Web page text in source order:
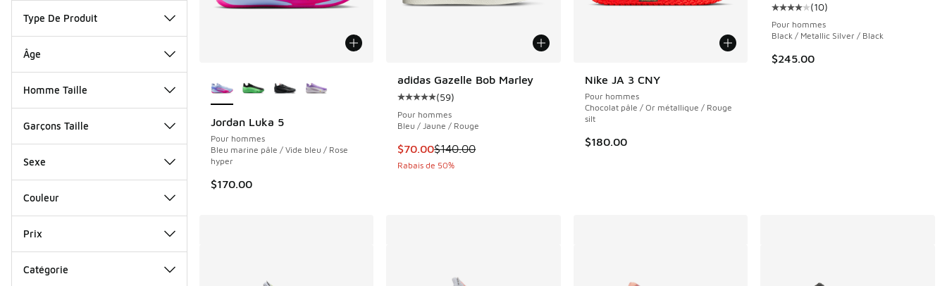
Type De Produit
Âge
Homme Taille
Garçons Taille
Sexe
Couleur
Prix
Catégorie
Jordan Luka 5
Pour hommes
Bleu marine pâle / Vide bleu / Rose
hyper
$170.00
adidas Gazelle Bob Marley
Cote moyenne du client - [5 sur 5 étoiles], 59 commentaires
(59)
Pour hommes
Bleu / Jaune / Rouge
Cet article est en solde. Le prix est passé de $140.00 à $70.00
$70.00$140.00
Rabais de 50%
Nike JA 3 CNY
Pour hommes
Chocolat pâle / Or métallique / Rouge
silt
$180.00
Cote moyenne du client - [4 sur
(10)
Pour hommes
Black / Metallic Silver / Black
$245.00